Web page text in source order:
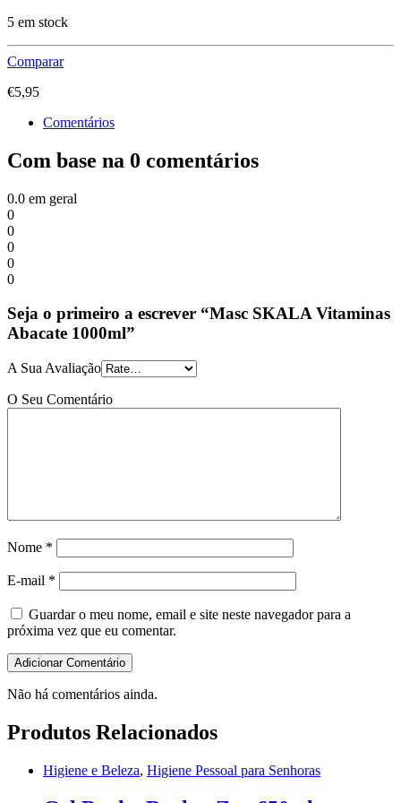
5 em stock
Comparar
€5,95
Comentários
Com base na 0 comentários
0.0 em geral
0
0
0
0
0
Seja o primeiro a escrever “Masc SKALA Vitaminas
Abacate 1000ml”
A Sua Avaliação
O Seu Comentário
Nome *
E-mail *
Guardar o meu nome, email e site neste navegador para a
próxima vez que eu comentar.
Não há comentários ainda.
Produtos Relacionados
Higiene e Beleza, Higiene Pessoal para Senhoras